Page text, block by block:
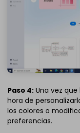
Paso 4: Una vez que
hora de
los colores o
preferencias.